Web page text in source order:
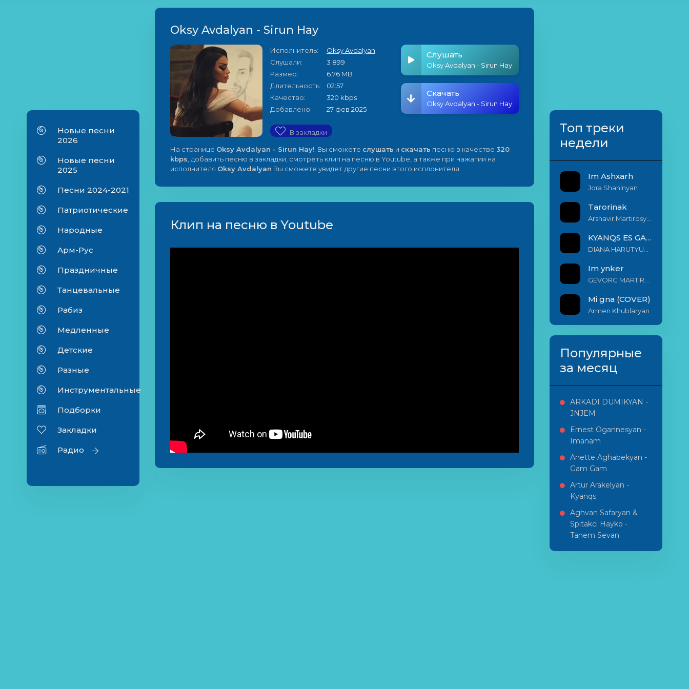
Новые песни
2026
Новые песни
2025
Песни 2024-2021
Патриотические
Народные
Арм-Рус
Праздничные
Танцевальные
Рабиз
Медленные
Детские
Разные
Инструментальные
Подборки
Закладки
Радио
Oksy Avdalyan - Sirun Hay
Исполнитель:
Oksy Avdalyan
Слушали:
3 899
Размер:
6.76 MB
Длительность:
02:57
Качество:
320 kbps
Добавлено:
27 фев 2025
В закладки
Слушать
Oksy Avdalyan - Sirun Hay
Скачать
Oksy Avdalyan - Sirun Hay
На странице Oksy Avdalyan - Sirun Hay!. Вы сможете слушать и скачать песню в качестве 320
kbps , добавить песню в закладки, смотреть клип на песню в Youtube, а также при нажатии на
исполнителя Oksy Avdalyan Вы сможете увидет другие песни этого исплонителя.
Клип на песню в Youtube
Топ треки
недели
Im Ashxarh
Jora Shahinyan
Tarorinak
KYANQS ES GALIS EM
Im ynker
Mi gna (COVER)
Armen Khublaryan
Популярные
за месяц
ARKADI DUMIKYAN -
JNJEM
Ernest Ogannesyan -
Imanam
Anette Aghabekyan -
Gam Gam
Artur Arakelyan -
Kyanqs
Aghvan Safaryan &
Spitakci Hayko -
Tanem Sevan